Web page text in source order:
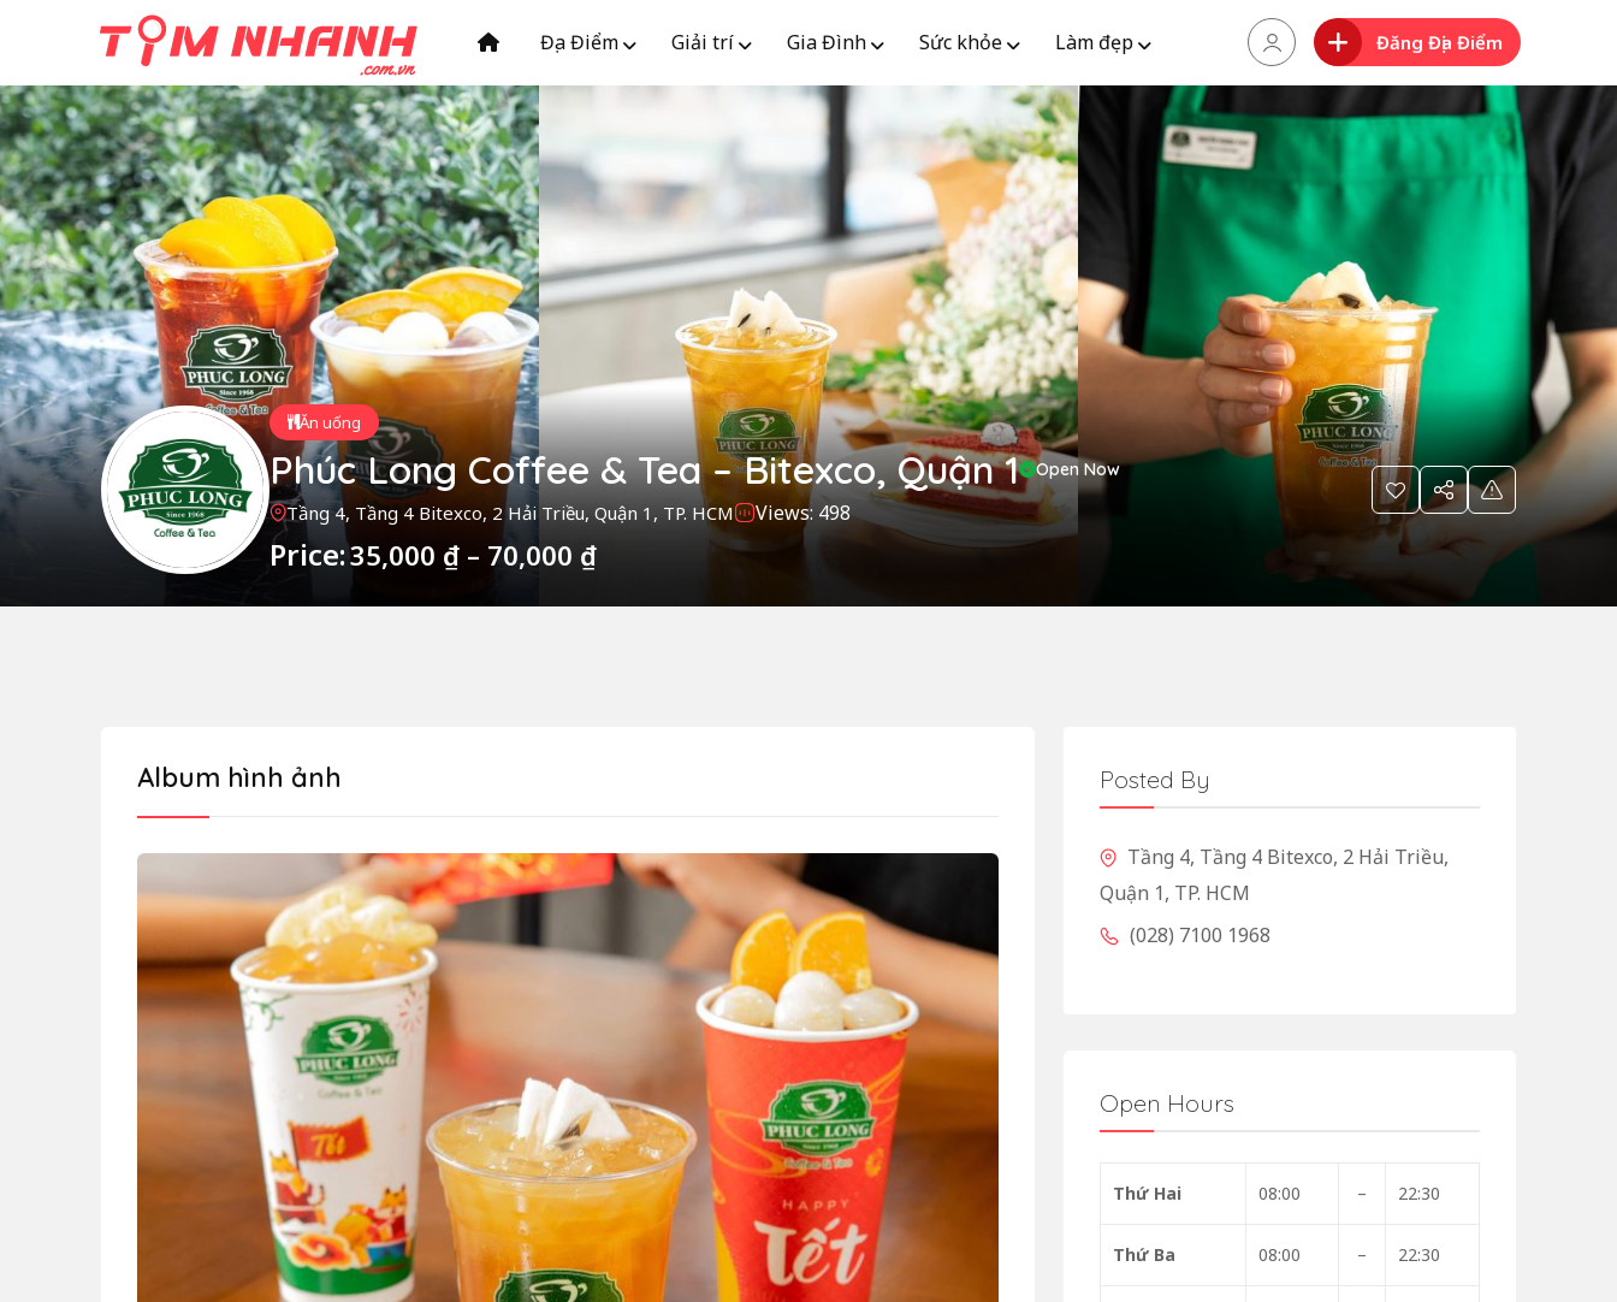
Địa Điểm Giải trí Gia Đình Sức khỏe Làm đẹp Đăng Địa Điểm
Ăn uống
Phúc Long Coffee & Tea – Bitexco, Quận 1 Open Now
Tầng 4, Tầng 4 Bitexco, 2 Hải Triều, Quận 1, TP. HCM Views: 498
Price:35,000 ₫ – 70,000 ₫
Album hình ảnh Posted By
Tầng 4, Tầng 4 Bitexco, 2 Hải Triều,
Quận 1, TP. HCM
(028) 7100 1968
Open Hours
Thứ Hai 08:00 – 22:30
Thứ Ba 08:00 – 22:30